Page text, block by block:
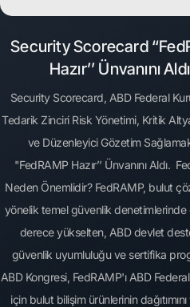
Security Scorecard
Hazır’’ Ünvanını Aldı
Security Scorecard, ABD Federal
Tedarik Zinciri Risk Yönetimi, Kritik
ve Düzenleyici Gözetim
"FedRAMP Hazır’’ Ünvanını Aldı.
Neden Önemlidir? FedRAMP, bulut
yönelik temel güvenlik denetimlerinde
derece yükselten, ABD devlet
güvenlik uyumluluğu ve sertifika
ABD Kongresi, FedRAMP'ı ABD
için bulut bilişim ürünlerinin